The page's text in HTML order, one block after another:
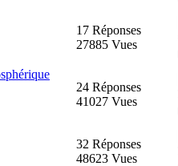
17 Réponses
27885 Vues
24 Réponses
41027 Vues
32 Réponses
48623 Vues